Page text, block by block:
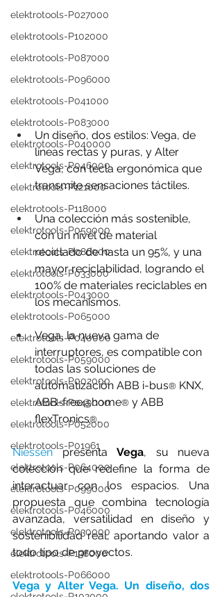
elektrotools-P027000
elektrotools-P102000
elektrotools-P087000
elektrotools-P096000
elektrotools-P041000
elektrotools-P083000
elektrotools-P040000
elektrotools-P046000
elektrotools-P121000
elektrotools-P118000
elektrotools-P059000
elektrotools-P086000
elektrotools-P033000
elektrotools-P043000
elektrotools-P065000
elektrotools-P040000
elektrotools-P059000
elektrotools-P002000
elektrotools-P045000
elektrotools-P052000
elektrotools-P01961
elektrotools-P064000
elektrotools-P099000
elektrotools-P046000
elektrotools-P030000
elektrotools-P138000
elektrotools-P066000
Un diseño, dos estilos: Vega, de
líneas rectas y puras, y Alter
Vega, con tecla ergonómica que
transmite sensaciones táctiles.
Una colección más sostenible,
con un nivel de material
reciclado de hasta un 95%, y una
mayor reciclabilidad, logrando el
100% de materiales reciclables en
los mecanismos.
Vega, la nueva gama de
interruptores, es compatible con
todas las soluciones de
automatización ABB i-bus® KNX,
ABB-free@home® y ABB
flexTronics®.
Niessen presenta Vega, su nueva
colección que redefine la forma de
interactuar con los espacios. Una
propuesta que combina tecnología
avanzada, versatilidad en diseño y
sostenibilidad real, aportando valor a
todo tipo de proyectos.
Vega y Alter Vega. Un diseño, dos